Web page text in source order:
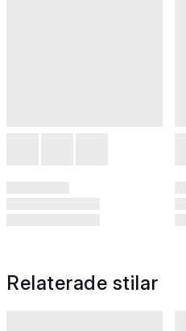
Relaterade stilar